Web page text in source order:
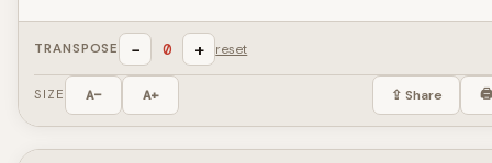
TRANSPOSE − 0 + reset
SIZE A− A+ ⇪ Share 🖨